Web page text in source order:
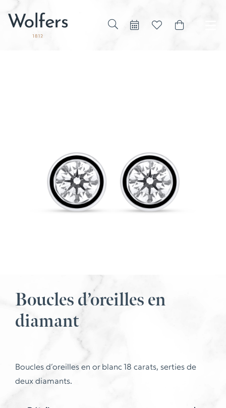
Boucles d’oreilles en
diamant
Boucles d’oreilles en or blanc 18 carats, serties de
deux diamants.